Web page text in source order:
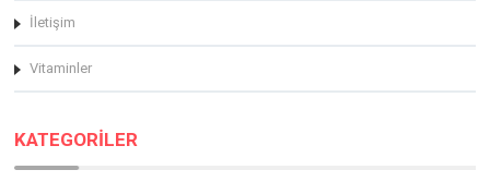
İletişim
Vitaminler
KATEGORİLER